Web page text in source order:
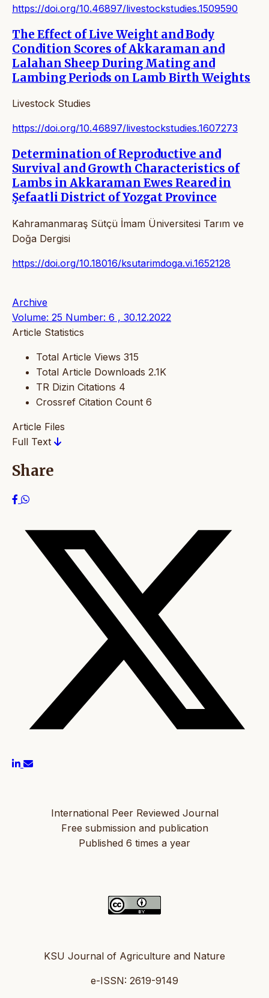
https://doi.org/10.46897/livestockstudies.1509590
The Effect of Live Weight and Body
Condition Scores of Akkaraman and
Lalahan Sheep During Mating and
Lambing Periods on Lamb Birth Weights
Livestock Studies
https://doi.org/10.46897/livestockstudies.1607273
Determination of Reproductive and
Survival and Growth Characteristics of
Lambs in Akkaraman Ewes Reared in
Şefaatli District of Yozgat Province
Kahramanmaraş Sütçü İmam Üniversitesi Tarım ve
Doğa Dergisi
https://doi.org/10.18016/ksutarimdoga.vi.1652128
Archive
Volume: 25 Number: 6 , 30.12.2022
Article Statistics
Total Article Views 315
Total Article Downloads 2.1K
TR Dizin Citations 4
Crossref Citation Count 6
Article Files
Full Text
Share
International Peer Reviewed Journal
Free submission and publication
Published 6 times a year
KSU Journal of Agriculture and Nature
e-ISSN: 2619-9149